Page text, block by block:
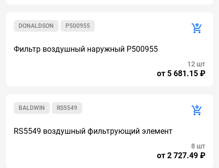
P500955
DONALDSON
Фильтр воздушный наружный P500955
от 5 681.15 ₽
12 шт
RS5549
BALDWIN
RS5549 воздушный фильтрующий элемент
от 2 727.49 ₽
8 шт